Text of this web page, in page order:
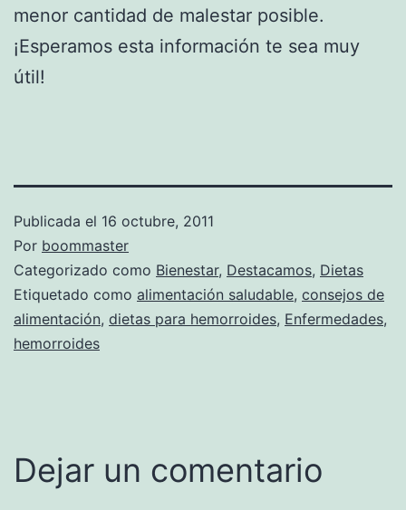
menor cantidad de malestar posible.
¡Esperamos esta información te sea muy
útil!
Publicada el 16 octubre, 2011
Por boommaster
Categorizado como Bienestar, Destacamos, Dietas
Etiquetado como alimentación saludable, consejos de
alimentación, dietas para hemorroides, Enfermedades,
hemorroides
Dejar un comentario